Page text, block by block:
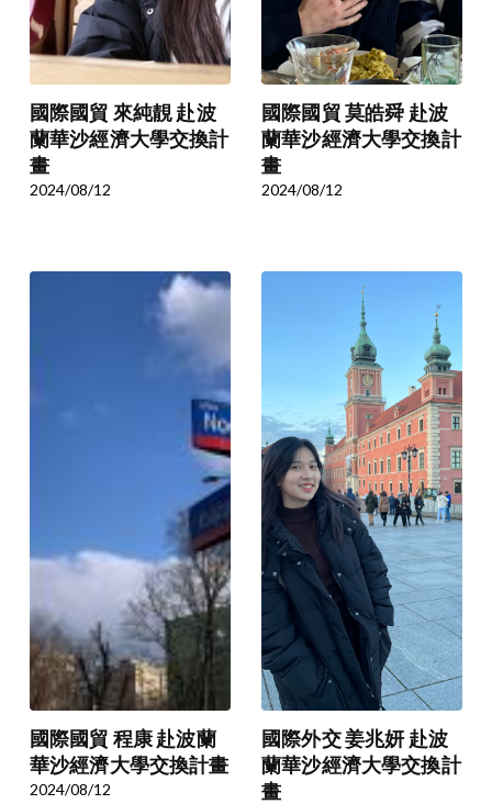
國際國貿 來純靚 赴波
蘭華沙經濟大學交換計
畫
2024/08/12
國際國貿 莫皓舜 赴波
蘭華沙經濟大學交換計
畫
2024/08/12
國際國貿 程康 赴波蘭
華沙經濟大學交換計畫
2024/08/12
國際外交 姜兆妍 赴波
蘭華沙經濟大學交換計
畫